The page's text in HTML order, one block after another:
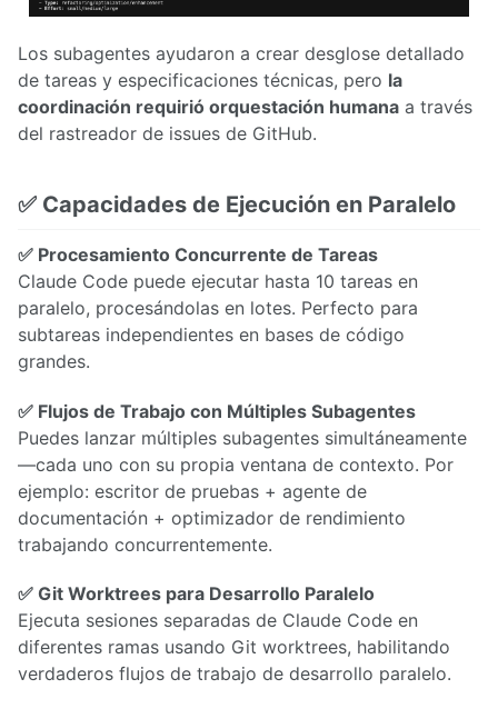
Los subagentes ayudaron a crear desglose detallado
de tareas y especificaciones técnicas, pero la
coordinación requirió orquestación humana a través
del rastreador de issues de GitHub.
✅ Capacidades de Ejecución en Paralelo
✅ Procesamiento Concurrente de Tareas
Claude Code puede ejecutar hasta 10 tareas en
paralelo, procesándolas en lotes. Perfecto para
subtareas independientes en bases de código
grandes.
✅ Flujos de Trabajo con Múltiples Subagentes
Puedes lanzar múltiples subagentes simultáneamente
—cada uno con su propia ventana de contexto. Por
ejemplo: escritor de pruebas + agente de
documentación + optimizador de rendimiento
trabajando concurrentemente.
✅ Git Worktrees para Desarrollo Paralelo
Ejecuta sesiones separadas de Claude Code en
diferentes ramas usando Git worktrees, habilitando
verdaderos flujos de trabajo de desarrollo paralelo.